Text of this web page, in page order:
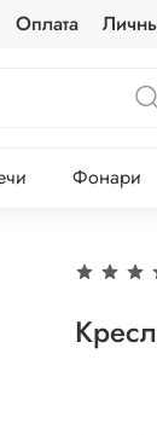
Оплата
Фонари